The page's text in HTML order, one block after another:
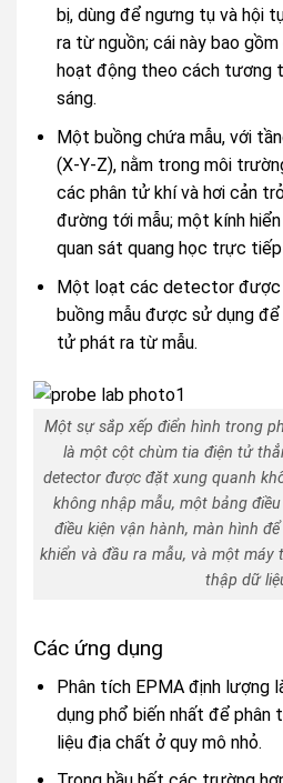
bị, dùng để ngưng tụ và hội
ra từ nguồn; cái này bao
hoạt động theo cách tương
sáng.
Một buồng chứa mẫu, với
(X-Y-Z), nằm trong môi
các phân tử khí và hơi cản
đường tới mẫu; một kính
quan sát quang học trực tiếp
Một loạt các detector được
buồng mẫu được sử dụng
tử phát ra từ mẫu.
Một sự sắp xếp điển hình trong
là một cột chùm tia điện tử
detector được đặt xung quanh
không nhập mẫu, một bảng
điều kiện vận hành, màn hình
khiển và đầu ra mẫu, và một máy
thập dữ
Các ứng dụng
Phân tích EPMA định lượng
dụng phổ biến nhất để phân
liệu địa chất ở quy mô nhỏ.